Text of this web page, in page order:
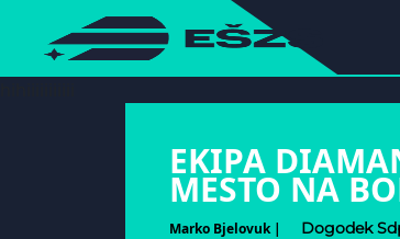
EKIPA
MESTO NA
Marko Bjelovuk | Dogodek